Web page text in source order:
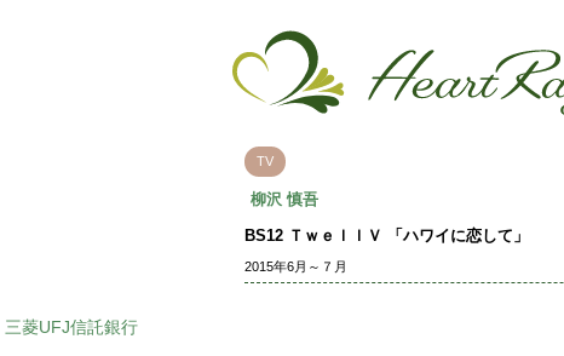
TV
柳沢 慎吾
BS12 ＴｗｅｌｌＶ 「ハワイに恋して」
2015年6月～７月
三菱UFJ信託銀行